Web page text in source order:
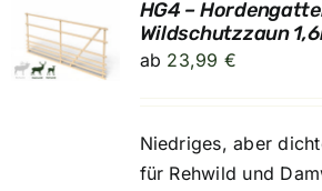
HG4 –
Wildschutzzaun
ab 23,99 €
Niedriges, aber
für Rehwild und